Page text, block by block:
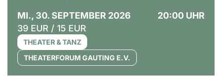
MI., 30. SEPTEMBER 2026
20:00 UHR
39 EUR / 15 EUR
THEATER & TANZ
THEATERFORUM GAUTING E.V.